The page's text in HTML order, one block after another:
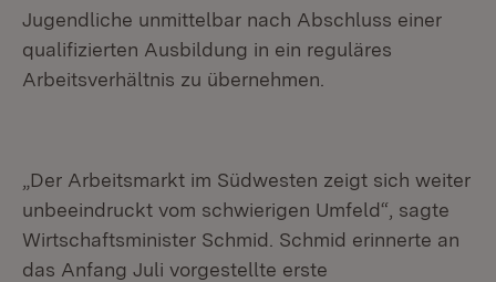
Jugendliche unmittelbar nach Abschluss einer
qualifizierten Ausbildung in ein reguläres
Arbeitsverhältnis zu übernehmen.
„Der Arbeitsmarkt im Südwesten zeigt sich weiter
unbeeindruckt vom schwierigen Umfeld“, sagte
Wirtschaftsminister Schmid. Schmid erinnerte an
das Anfang Juli vorgestellte erste